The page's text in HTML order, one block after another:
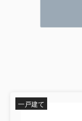
一戸建て